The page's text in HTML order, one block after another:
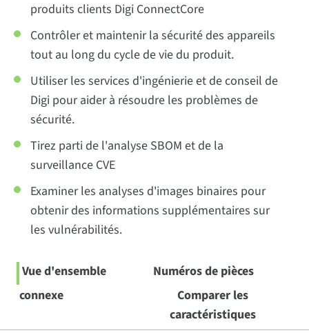
produits clients Digi ConnectCore
Contrôler et maintenir la sécurité des appareils
tout au long du cycle de vie du produit.
Utiliser les services d'ingénierie et de conseil de
Digi pour aider à résoudre les problèmes de
sécurité.
Tirez parti de l'analyse SBOM et de la
surveillance CVE
Examiner les analyses d'images binaires pour
obtenir des informations supplémentaires sur
les vulnérabilités.
Vue d'ensemble
Numéros de pièces
connexe
Comparer les
caractéristiques